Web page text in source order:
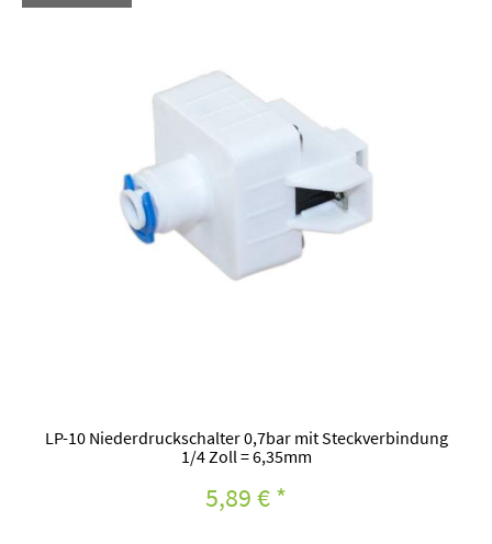
LP-10 Niederdruckschalter 0,7bar mit Steckverbindung
1/4 Zoll = 6,35mm
5,89 €*